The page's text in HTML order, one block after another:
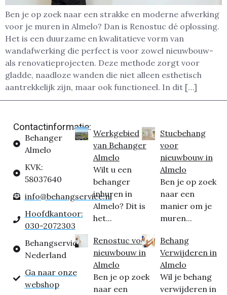
Ben je op zoek naar een strakke en moderne afwerking
voor je muren in Almelo? Dan is Renostuc dé oplossing.
Het is een duurzame en kwalitatieve vorm van
wandafwerking die perfect is voor zowel nieuwbouw-
als renovatieprojecten. Deze methode zorgt voor
gladde, naadloze wanden die niet alleen esthetisch
aantrekkelijk zijn, maar ook functioneel. In dit […]
Contactinformatie:
Behanger
Almelo
KVK:
58037640
info@behangservice.nl
Hoofdkantoor:
030-2072303
Behangservice
Nederland
Ga naar onze
webshop
Werkgebied
van Behanger
Almelo
Wilt u een
behanger
inhuren in
Almelo? Dit is
het...
Renostuc voor
nieuwbouw in
Almelo
Ben je op zoek
naar een
Stucbehang
voor
nieuwbouw in
Almelo
Ben je op zoek
naar een
manier om je
muren...
Behang
Verwijderen in
Almelo
Wil je behang
verwijderen in